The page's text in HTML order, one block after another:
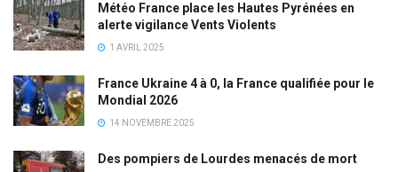
Météo France place les Hautes Pyrénées en
alerte vigilance Vents Violents
1 AVRIL 2025
France Ukraine 4 à 0, la France qualifiée pour le
Mondial 2026
14 NOVEMBRE 2025
Des pompiers de Lourdes menacés de mort